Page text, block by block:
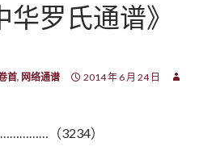
罗氏通谱》
首, 网络通谱
2014 年 6 月 24 日
（3234）